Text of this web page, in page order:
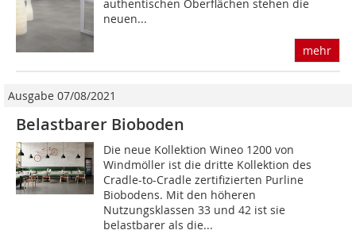
authentischen Oberflächen stehen die
neuen...
mehr
Ausgabe 07/08/2021
Belastbarer Bioboden
Die neue Kollektion Wineo 1200 von
Windmöller ist die dritte Kollektion des
Cradle-to-Cradle zertifizierten Purline
Biobodens. Mit den höheren
Nutzungsklassen 33 und 42 ist sie
belastbarer als die...